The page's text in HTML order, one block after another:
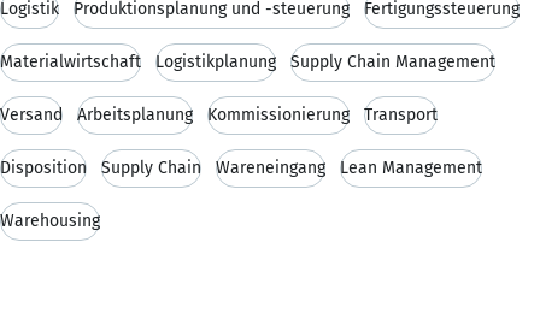
Logistik Produktionsplanung und -steuerung Fertigungssteuerung
Materialwirtschaft Logistikplanung Supply Chain Management
Versand Arbeitsplanung Kommissionierung Transport
Disposition Supply Chain Wareneingang Lean Management
Warehousing